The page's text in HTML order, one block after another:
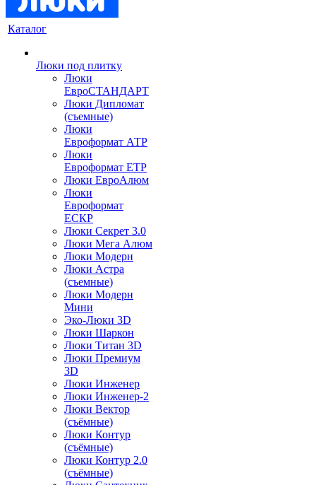
Каталог
Люки под плитку
Люки
ЕвроСТАНДАРТ
Люки Дипломат
(съемные)
Люки
Евроформат АТР
Люки
Евроформат ЕТР
Люки ЕвроАлюм
Люки
Евроформат
ЕСКР
Люки Секрет 3.0
Люки Мега Алюм
Люки Модерн
Люки Астра
(съемные)
Люки Модерн
Мини
Эко-Люки 3D
Люки Шаркон
Люки Титан 3D
Люки Премиум
3D
Люки Инженер
Люки Инженер-2
Люки Вектор
(съёмные)
Люки Контур
(съёмные)
Люки Контур 2.0
(съёмные)